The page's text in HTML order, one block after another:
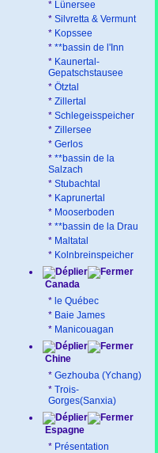
* Lünersee
* Silvretta & Vermunt
* Kopssee
* **bassin de l'Inn
* Kaunertal-
Gepatschstausee
* Ötztal
* Zillertal
* Schlegeisspeicher
* Zillersee
* Gerlos
* **bassin de la
Salzach
* Stubachtal
* Kaprunertal
* Mooserboden
* **bassin de la Drau
* Maltatal
* Kolnbreinspeicher
Canada
* le Québec
* Baie James
* Manicouagan
Chine
* Gezhouba (Ychang)
* Trois-
Gorges(Sanxia)
Espagne
* Présentation